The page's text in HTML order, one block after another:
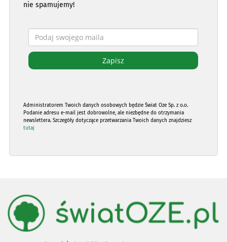
nie spamujemy!
Administratorem Twoich danych osobowych będzie Świat Oze Sp. z o.o.
Podanie adresu e-mail jest dobrowolne, ale niezbędne do otrzymania
newslettera. Szczegóły dotyczące przetwarzania Twoich danych znajdziesz
tutaj